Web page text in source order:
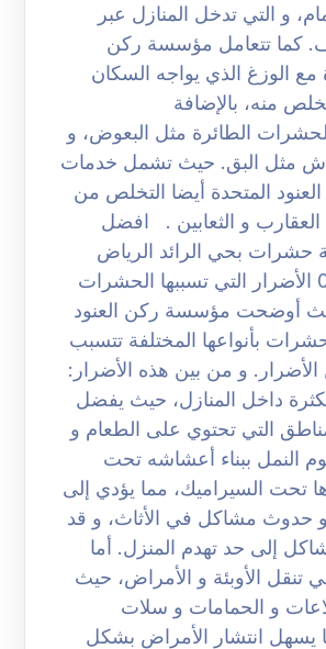
و التي تدخل المنازل عبر
كما تتعامل مؤسسة ركن
مع الوزغ الذي يواجه السكان
منه، بالإضافة
الطائرة مثل البعوض، و
مثل البق. حيث تشمل خدمات
المتحدة أيضا التخلص من
و الثعابين . افضل
حشرات بحي الرائد الرياض
0508251950 الأضرار التي تسببها الحشرات
أوضحت مؤسسة ركن العنود
بأنواعها المختلفة تتسبب
و من بين هذه الأضرار:
داخل المنازل، حيث يفضل
التي تحتوي على الطعام و
النمل ببناء أعشاشه تحت
تحت السيراميك، مما يؤدي إلى
حدوث مشاكل في الأثاث، و قد
إلى حد تهدم المنزل. أما
تنقل الأوبئة و الأمراض، حيث
و الحمامات و سلات
يسهل انتشار الأمراض بشكل